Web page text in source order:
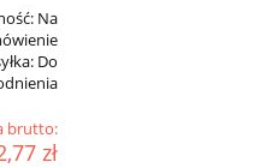
Na
Do
brutto:
zł